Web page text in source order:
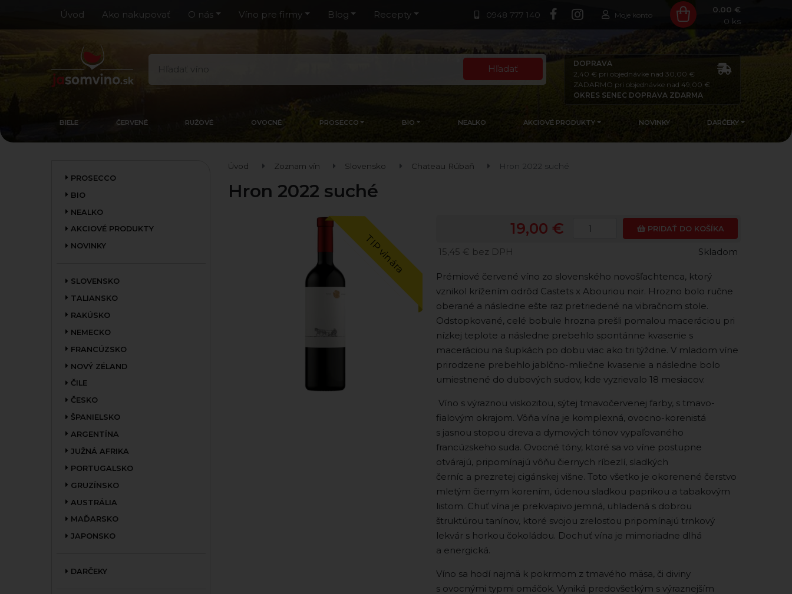
0948 777 140
Úvod Ako nakupovať O nás Víno pre firmy Blog Recepty Moje konto
0.00 €
0 ks
Hľadať
DOPRAVA
2,40 € pri objednávke nad 30,00 €
ZADARMO pri objednávke nad 49,00 €
OKRES SENEC DOPRAVA ZDARMA
BIELE ČERVENÉ RUŽOVÉ OVOCNÉ PROSECCO BIO NEALKO AKCIOVÉ PRODUKTY NOVINKY DARČEKY
PROSECCO
BIO
NEALKO
AKCIOVÉ PRODUKTY
NOVINKY
SLOVENSKO
TALIANSKO
RAKÚSKO
NEMECKO
FRANCÚZSKO
NOVÝ ZÉLAND
ČILE
ČESKO
ŠPANIELSKO
ARGENTÍNA
JUŽNÁ AFRIKA
PORTUGALSKO
GRUZÍNSKO
AUSTRÁLIA
MAĎARSKO
JAPONSKO
DARČEKY
Úvod Zoznam vín Slovensko Chateau Rúbaň Hron 2022 suché
Hron 2022 suché
19,00 €
15,45 € bez DPH
PRIDAŤ DO KOŠÍKA
Skladom
TIP vinára
Prémiové červené víno zo slovenského novošľachtenca, ktorý
vznikol krížením odrôd Castets x Abouriou noir. Hrozno bolo ručne
oberané a následne ešte raz pretriedené na vibračnom stole.
Odstopkované, celé bobule hrozna prešli pomalou maceráciou pri
nízkej teplote a následne prebehlo spontánne kvasenie s
maceráciou na šupkách po dobu viac ako tri týždne. V mladom víne
prirodzene prebehlo jablčno-mliečne kvasenie a následne bolo
umiestnené do dubových sudov, kde vyzrievalo 18 mesiacov.
Víno s výraznou viskozitou, sýtej tmavočervenej farby, s tmavo-
fialovým okrajom. Vôňa vína je komplexná, ovocno-korenistá
s jasnou stopou dreva a dymových tónov vypaľovaného
francúzskeho suda. Ovocné tóny, ktoré sa vo víne postupne
otvárajú, pripomínajú vôňu čiernych ríbezlí, sladkých
černíc a prezretej cigánskej višne. Toto všetko je okorenené čerstvo
mletým čiernym korením, údenou sladkou paprikou a tabakovým
listom. Chuť vína je prekvapivo jemná, uhladená s dobrou
štruktúrou tanínov, ktoré svojou zrelosťou pripomínajú trnkový
lekvár s horkou čokoládou. Dochuť vína je mimoriadne dlhá
a energická.
Víno sa hodí najmä k pokrmom z tmavého mäsa, či diviny
s ovocnými typmi omáčok. Vyniká predovšetkým s výraznejším